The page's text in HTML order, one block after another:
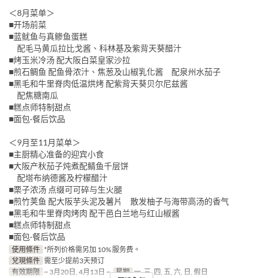
＜8月菜单＞
■开场前菜
■蓝鱿鱼与真鲹鱼蛋糕
配毛马黄瓜拉比戈酱、科林基及紫背天葵醋汁
■烤玉米冷汤 配大阪白菜皇家沙拉
■煎石鲷鱼 配鱼骨浓汁、焦葱及山椒乳化酱 配泉州水茄子
■黑毛和牛里脊肉低温烘烤 配紫背天葵贝尔尼兹酱
配焦糖南瓜
■糕点师特制甜点
■面包·餐后饮品
＜9月至11月菜单＞
■主厨精心准备的迎宾小食
■大阪产秋茄子炖煮配鲭鱼千层饼
配塔布纳德酱及柠檬醋汁
■栗子浓汤 点缀可可碎与生火腿
■煎竹荚鱼 配大阪芋头泥及薯片 散发柚子与海带高汤的香气
■黑毛和牛里脊肉烤肉 配干邑白兰地与红山椒酱
■糕点师特制甜点
■面包·餐后饮品
使用條件 *所列价格需另加 10% 服务费。
兌現條件 需至少提前3天预订
有效期限 ~ 3月20日, 4月13日 ~ 星期 一, 三, 四, 五, 六, 日, 假日